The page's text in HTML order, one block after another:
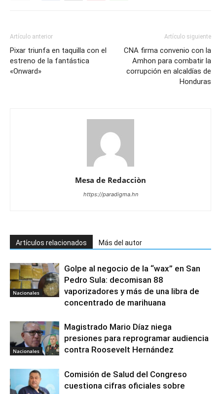
Artículo anterior
Pixar triunfa en taquilla con el
estreno de la fantástica
«Onward»
Artículo siguiente
CNA firma convenio con la
Amhon para combatir la
corrupción en alcaldías de
Honduras
Mesa de Redacciòn
https://paradigma.hn
Artículos relacionados Más del autor
Nacionales
Golpe al negocio de la “wax” en San
Pedro Sula: decomisan 88
vaporizadores y más de una libra de
concentrado de marihuana
Nacionales
Magistrado Mario Díaz niega
presiones para reprogramar audiencia
contra Roosevelt Hernández
Comisión de Salud del Congreso
cuestiona cifras oficiales sobre